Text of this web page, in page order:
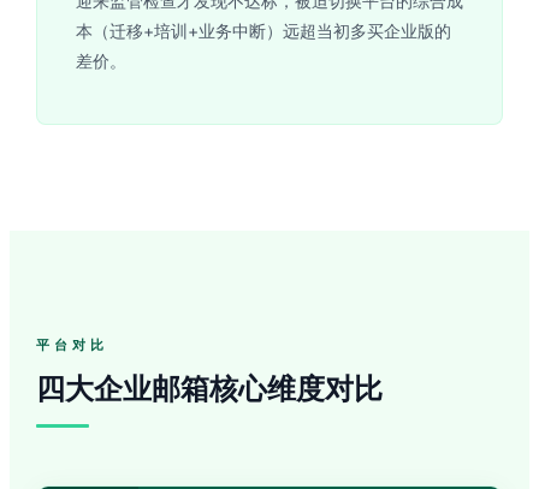
本（迁移+培训+业务中断）远超当初多买企业版的
差价。
平台对比
四大企业邮箱核心维度对比